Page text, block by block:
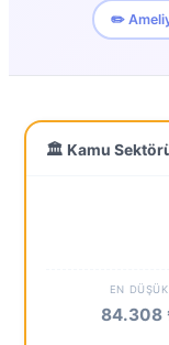
✏️
🏛️ Kamu
EN DÜŞÜK
84.308